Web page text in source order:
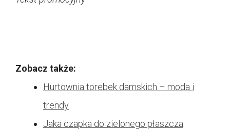
Zobacz także:
Hurtownia torebek damskich – moda i
trendy
Jaka czapka do zielonego płaszcza